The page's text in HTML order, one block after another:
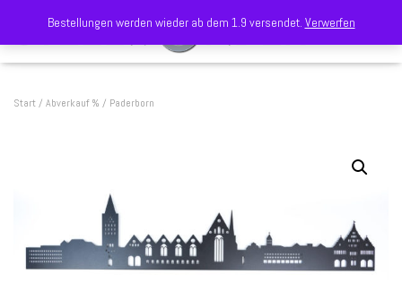
Bestellungen werden wieder ab dem 1.9 versendet. Verwerfen
Start/ Abverkauf % / Paderborn